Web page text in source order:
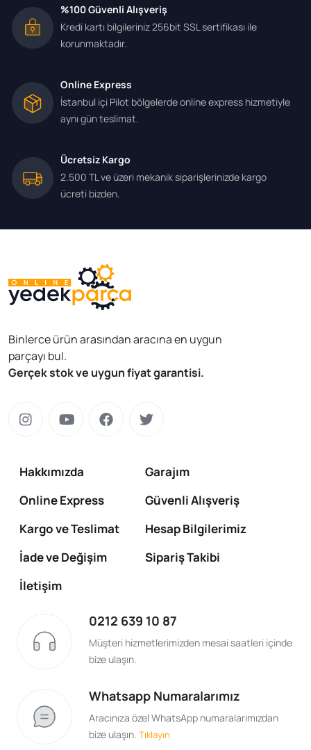
%100 Güvenli Alışveriş
Kredi kartı bilgileriniz 256bit SSL sertifikası ile
korunmaktadır.
Online Express
İstanbul içi Pilot bölgelerde online express hizmetiyle
aynı gün teslimat.
Ücretsiz Kargo
2.500 TL ve üzeri mekanik siparişlerinizde kargo
ücreti bizden.
Binlerce ürün arasından aracına en uygun
parçayı bul.
Gerçek stok ve uygun fiyat garantisi.
Hakkımızda
Garajım
Online Express
Güvenli Alışveriş
Kargo ve Teslimat
Hesap Bilgilerimiz
İade ve Değişim
Sipariş Takibi
İletişim
0212 639 10 87
Müşteri hizmetlerimizden mesai saatleri içinde
bize ulaşın.
Whatsapp Numaralarımız
Aracınıza özel WhatsApp numaralarımızdan
bize ulaşın. Tıklayın